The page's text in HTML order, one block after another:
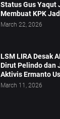
Status Gus Yaqut
Membuat KPK
March 22, 2026
LSM LIRA Desak
Dirut Pelindo dan
Aktivis Ermanto
March 11, 2026